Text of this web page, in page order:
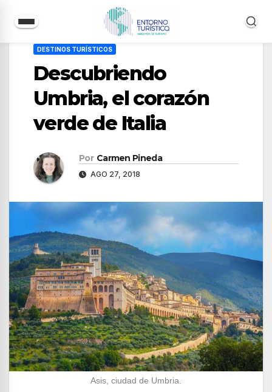
contenido
DESTINOS TURÍSTICOS
Descubriendo
Umbria, el corazón
verde de Italia
Por Carmen Pineda
AGO 27, 2018
Asis, ciudad de Umbria.